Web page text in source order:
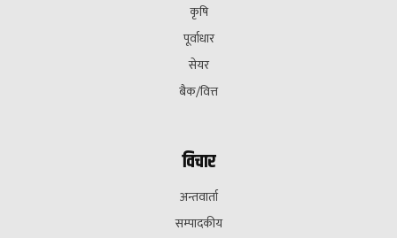
कृषि
पूर्वाधार
सेयर
बैक/वित्त
विचार
अन्तवार्ता
सम्पादकीय